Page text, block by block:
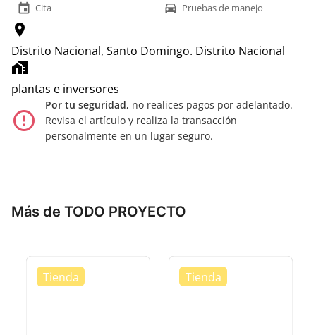
event Cita time_to_leave Pruebas de manejo
location_on
Distrito Nacional, Santo Domingo. Distrito Nacional
home_work
plantas e inversores
error_outline
Por tu seguridad, no realices pagos por adelantado.
Revisa el artículo y realiza la transacción
personalmente en un lugar seguro.
Más de TODO PROYECTO